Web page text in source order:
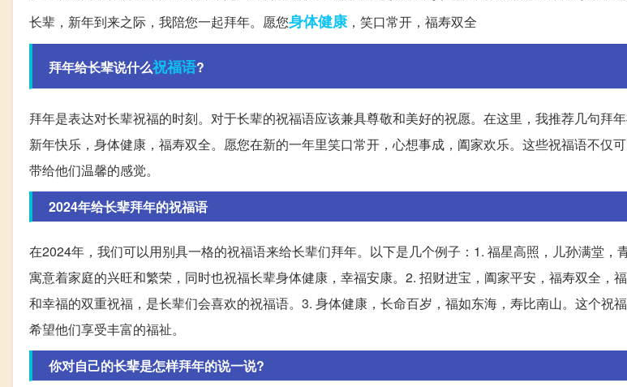
长辈，新年到来之际，我陪您一起拜年。愿您身体健康，笑口常开，福寿双全
拜年给长辈说什么祝福语?
拜年是表达对长辈祝福的时刻。对于长辈的祝福语应该兼具尊敬和美好的祝愿。在这里，我推荐几句拜
新年快乐，身体健康，福寿双全。愿您在新的一年里笑口常开，心想事成，阖家欢乐。这些祝福语不仅
带给他们温馨的感觉。
2024年给长辈拜年的祝福语
在2024年，我们可以用别具一格的祝福语来给长辈们拜年。以下是几个例子：1. 福星高照，儿孙满堂，
寓意着家庭的兴旺和繁荣，同时也祝福长辈身体健康，幸福安康。2. 招财进宝，阖家平安，福寿双全，
和幸福的双重祝福，是长辈们会喜欢的祝福语。3. 身体健康，长命百岁，福如东海，寿比南山。这个祝
希望他们享受丰富的福祉。
你对自己的长辈是怎样拜年的说一说?